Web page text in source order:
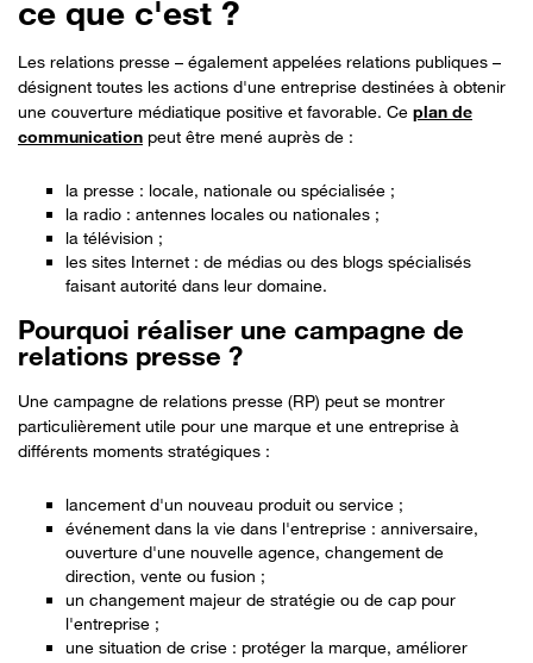
ce que c'est ?
Les relations presse – également appelées relations publiques –
désignent toutes les actions d'une entreprise destinées à obtenir
une couverture médiatique positive et favorable. Ce plan de
communication peut être mené auprès de :
la presse : locale, nationale ou spécialisée ;
la radio : antennes locales ou nationales ;
la télévision ;
les sites Internet : de médias ou des blogs spécialisés
faisant autorité dans leur domaine.
Pourquoi réaliser une campagne de
relations presse ?
Une campagne de relations presse (RP) peut se montrer
particulièrement utile pour une marque et une entreprise à
différents moments stratégiques :
lancement d'un nouveau produit ou service ;
événement dans la vie dans l'entreprise : anniversaire,
ouverture d'une nouvelle agence, changement de
direction, vente ou fusion ;
un changement majeur de stratégie ou de cap pour
l'entreprise ;
une situation de crise : protéger la marque, améliorer